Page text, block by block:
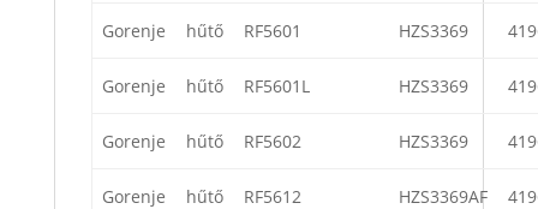
Gorenje hűtő RF5601 HZS3369
Gorenje hűtő RF5601L HZS3369
Gorenje hűtő RF5602 HZS3369
Gorenje hűtő RF5612 HZS3369AF